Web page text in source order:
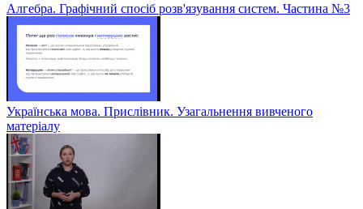
Алгебра. Графічний спосіб розв'язування систем. Частина №3
Українська мова. Прислівник. Узагальнення вивченого
матеріалу